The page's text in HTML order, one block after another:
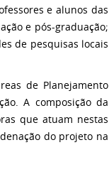
e alunos das
e pós-graduação;
de pesquisas locais
de Planejamento
A composição da
que atuam nestas
do projeto na